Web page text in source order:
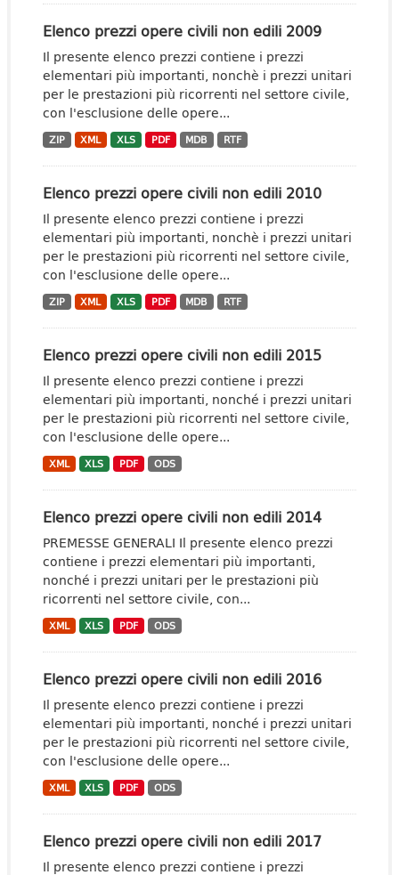
Elenco prezzi opere civili non edili 2009
Il presente elenco prezzi contiene i prezzi
elementari più importanti, nonchè i prezzi unitari
per le prestazioni più ricorrenti nel settore civile,
con l'esclusione delle opere...
ZIP XML XLS PDF MDB RTF
Elenco prezzi opere civili non edili 2010
Il presente elenco prezzi contiene i prezzi
elementari più importanti, nonchè i prezzi unitari
per le prestazioni più ricorrenti nel settore civile,
con l'esclusione delle opere...
ZIP XML XLS PDF MDB RTF
Elenco prezzi opere civili non edili 2015
Il presente elenco prezzi contiene i prezzi
elementari più importanti, nonché i prezzi unitari
per le prestazioni più ricorrenti nel settore civile,
con l'esclusione delle opere...
XML XLS PDF ODS
Elenco prezzi opere civili non edili 2014
PREMESSE GENERALI Il presente elenco prezzi
contiene i prezzi elementari più importanti,
nonché i prezzi unitari per le prestazioni più
ricorrenti nel settore civile, con...
XML XLS PDF ODS
Elenco prezzi opere civili non edili 2016
Il presente elenco prezzi contiene i prezzi
elementari più importanti, nonché i prezzi unitari
per le prestazioni più ricorrenti nel settore civile,
con l'esclusione delle opere...
XML XLS PDF ODS
Elenco prezzi opere civili non edili 2017
Il presente elenco prezzi contiene i prezzi